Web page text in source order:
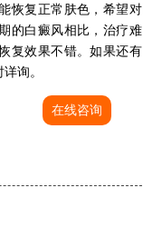
复正常肤色，希望对
的白癜风相比，治疗难
复效果不错。如果还有
询。
在线咨询
白癜风单药遇瓶颈怎么办 -芦可替尼联合光疗，让难治部位"跟上来"
进口芦可替尼临床公益招募50名——石家庄远大第5届青少年白癜风复色夏令营启动
样